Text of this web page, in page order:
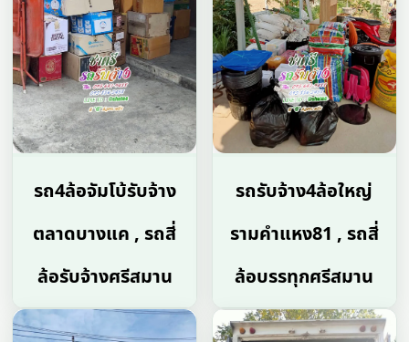
รถ4ล้อจัมโบ้รับจ้าง
ตลาดบางแค , รถสี่
ล้อรับจ้างศรีสมาน
รถรับจ้าง4ล้อใหญ่
รามคำแหง81 , รถสี่
ล้อบรรทุกศรีสมาน